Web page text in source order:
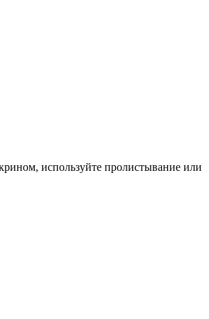
используйте пролистывание или